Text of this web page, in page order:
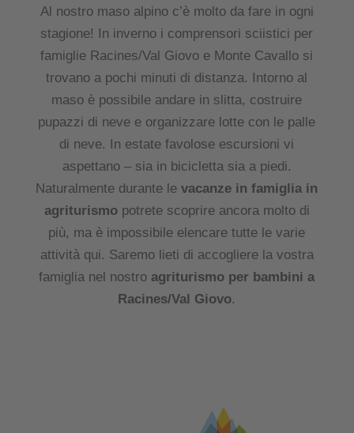
Al nostro maso alpino c’è molto da fare in ogni
stagione! In inverno i comprensori sciistici per
famiglie Racines/Val Giovo e Monte Cavallo si
trovano a pochi minuti di distanza. Intorno al
maso è possibile andare in slitta, costruire
pupazzi di neve e organizzare lotte con le palle
di neve. In estate favolose escursioni vi
aspettano – sia in bicicletta sia a piedi.
Naturalmente durante levacanze in famiglia in
agriturismopotrete scoprire ancora molto di
più, ma è impossibile elencare tutte le varie
attività qui. Saremo lieti di accogliere la vostra
famiglia nel nostroagriturismo per bambini a
Racines/Val Giovo.